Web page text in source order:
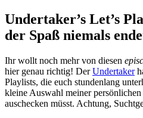
Undertaker’s Let’s
der Spaß niemals
Ihr wollt noch mehr von diesen
hier genau richtig! DerUndertaker
Playlists, die euch stundenlang
kleine Auswahl meiner
auschecken müsst. Achtung,